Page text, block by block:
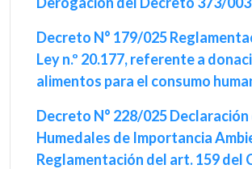
Decreto N° 179/025
Ley n.º 20.177, referente a
alimentos para el consumo
Decreto N° 228/025 Declaración
Humedales de Importancia
Reglamentación del art. 159 del